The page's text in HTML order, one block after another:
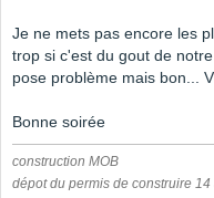
Je ne mets pas encore les
trop si c'est du gout de
pose problème mais bon...
Bonne soirée
construction MOB
dépot du permis de construire 14